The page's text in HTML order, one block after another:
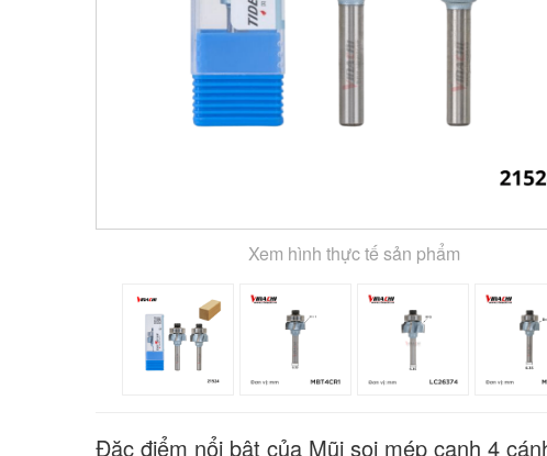
Xem hình thực tế sản phẩm
Đặc điểm nổi bật của Mũi soi mép cạnh 4